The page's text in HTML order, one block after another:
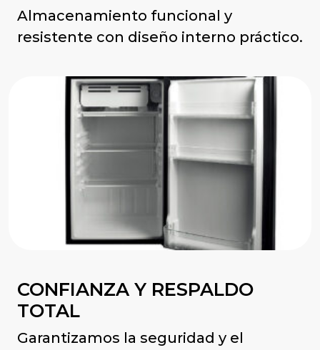
Almacenamiento funcional y
resistente con diseño interno práctico.
CONFIANZA Y RESPALDO
TOTAL
Garantizamos la seguridad y el